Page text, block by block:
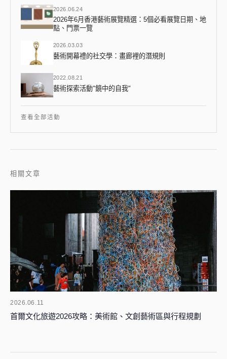
2026.06.24
2026年6月香港藝術展覽精選：5個必看展覽日期、地
點、門票一覽
2026.03.03
藝術開幕禮的社交學：畫廊裡的潛規則
2022.08.21
藝術探索活動"鏡中的自我"
查看全部活動
相關文章
2026.06.11
首爾文化旅遊2026攻略：美術館、文創藝術區與行程規劃